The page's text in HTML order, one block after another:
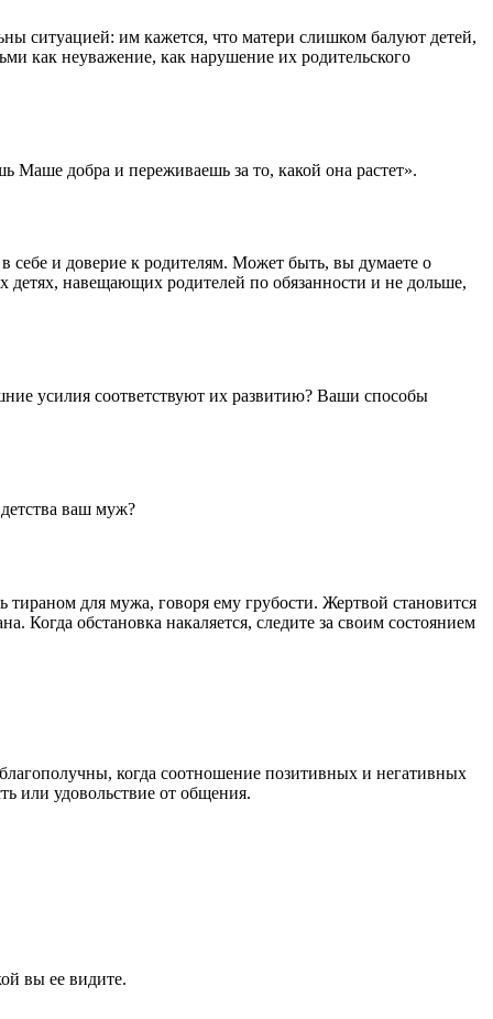
ситуацией: им кажется, что матери слишком балуют детей,
как неуважение, как нарушение их родительского
Маше добра и переживаешь за то, какой она растет».
себе и доверие к родителям. Может быть, вы думаете о
детях, навещающих родителей по обязанности и не дольше,
усилия соответствуют их развитию? Ваши способы
ваш муж?
для мужа, говоря ему грубости. Жертвой становится
Когда обстановка накаляется, следите за своим состоянием
когда соотношение позитивных и негативных
или удовольствие от общения.
вы ее видите.